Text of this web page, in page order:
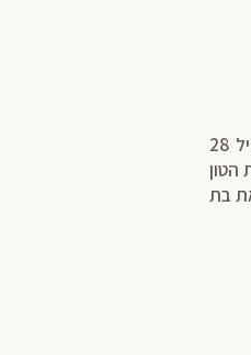
אצל בני זוג שיש בניהם פערי גילאים, בהם בתחילת הקשר האחד יכול להיות בגיל 28
הטון
בת